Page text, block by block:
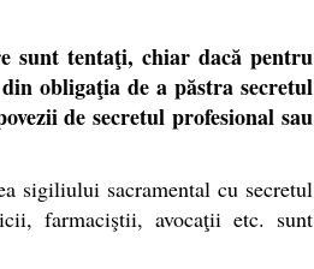
sunt tentaţi, chiar dacă pentru
obligaţia de a păstra secretul
de secretul profesional sau
sigiliului sacramental cu secretul
farmaciştii, avocaţii etc. sunt